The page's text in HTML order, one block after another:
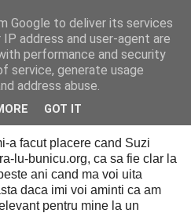
a facut placere cand Suzi
lu-bunicu.org, ca sa fie clar la
ani cand ma voi uita
daca imi voi aminti ca am
pentru mine la un
Google to deliver its services
address and user-agent are
performance and security
service, generate usage
address abuse.
GOT IT